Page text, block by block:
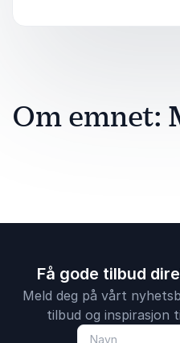
Om emnet:
Få gode tilbud
Meld deg på vårt
tilbud og inspirasjon